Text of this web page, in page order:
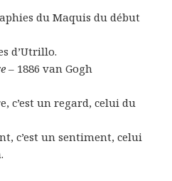
du Maquis du début
d’Utrillo.
– 1886 van Gogh
c’est un regard, celui du
c’est un sentiment, celui